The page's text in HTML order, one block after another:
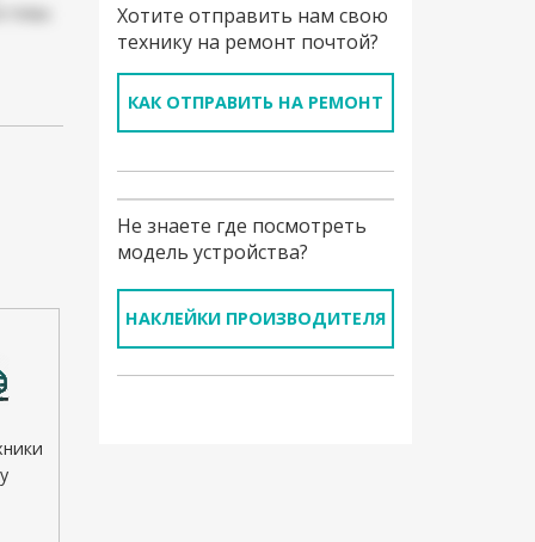
Хотите отправить нам свою
технику на ремонт почтой?
КАК ОТПРАВИТЬ НА РЕМОНТ
Не знаете где посмотреть
модель устройства?
НАКЛЕЙКИ ПРОИЗВОДИТЕЛЯ